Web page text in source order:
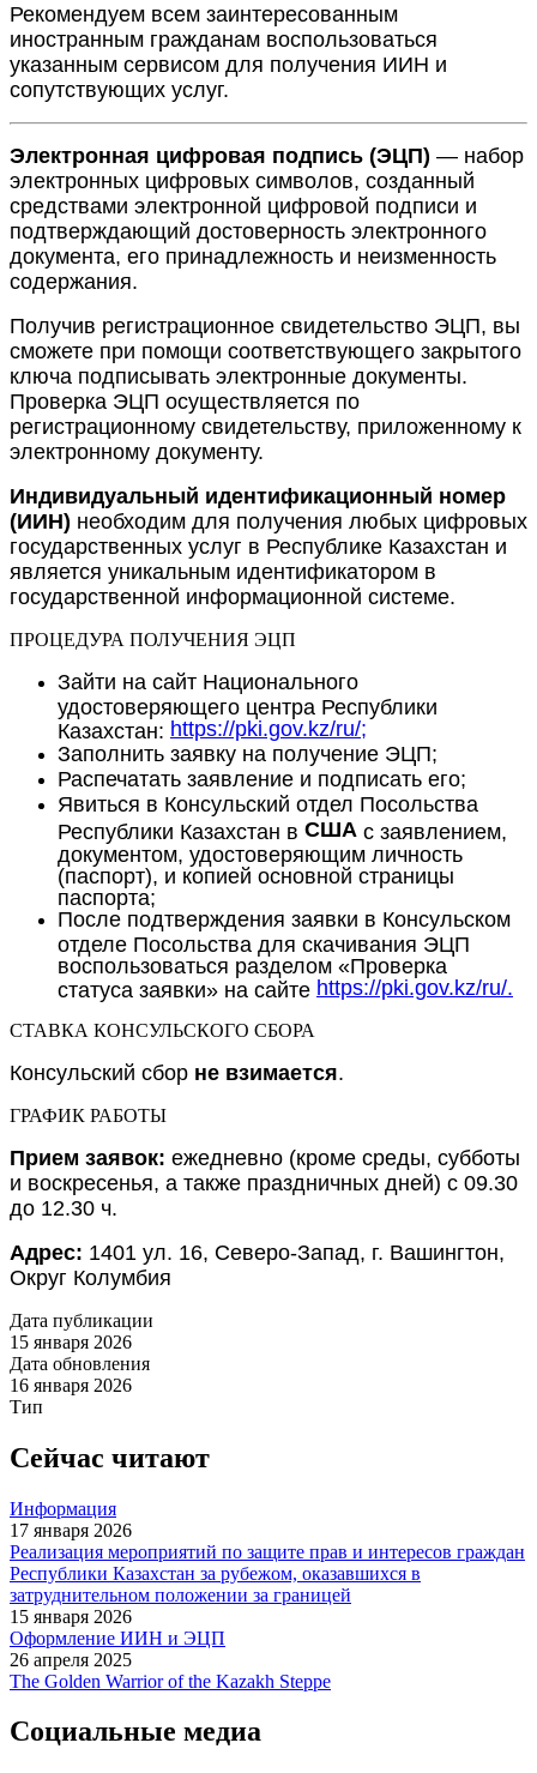
Рекомендуем всем заинтересованным
иностранным гражданам воспользоваться
указанным сервисом для получения ИИН и
сопутствующих услуг.
Электронная цифровая подпись (ЭЦП) — набор
электронных цифровых символов, созданный
средствами электронной цифровой подписи и
подтверждающий достоверность электронного
документа, его принадлежность и неизменность
содержания.
Получив регистрационное свидетельство ЭЦП, вы
сможете при помощи соответствующего закрытого
ключа подписывать электронные документы.
Проверка ЭЦП осуществляется по
регистрационному свидетельству, приложенному к
электронному документу.
Индивидуальный идентификационный номер
(ИИН) необходим для получения любых цифровых
государственных услуг в Республике Казахстан и
является уникальным идентификатором в
государственной информационной системе.
ПРОЦЕДУРА ПОЛУЧЕНИЯ ЭЦП
Зайти на сайт Национального
удостоверяющего центра Республики
Казахстан: https://pki.gov.kz/ru/;
Заполнить заявку на получение ЭЦП;
Распечатать заявление и подписать его;
Явиться в Консульский отдел Посольства
Республики Казахстан в США с заявлением,
документом, удостоверяющим личность
(паспорт), и копией основной страницы
паспорта;
После подтверждения заявки в Консульском
отделе Посольства для скачивания ЭЦП
воспользоваться разделом «Проверка
статуса заявки» на сайте https://pki.gov.kz/ru/.
СТАВКА КОНСУЛЬСКОГО СБОРА
Консульский сбор не взимается.
ГРАФИК РАБОТЫ
Прием заявок: ежедневно (кроме среды, субботы
и воскресенья, а также праздничных дней) с 09.30
до 12.30 ч.
Адрес: 1401 ул. 16, Северо-Запад, г. Вашингтон,
Округ Колумбия
Дата публикации
15 января 2026
Дата обновления
16 января 2026
Тип
Сейчас читают
Информация
17 января 2026
Реализация мероприятий по защите прав и интересов граждан
Республики Казахстан за рубежом, оказавшихся в
затруднительном положении за границей
15 января 2026
Оформление ИИН и ЭЦП
26 апреля 2025
The Golden Warrior of the Kazakh Steppe
Социальные медиа